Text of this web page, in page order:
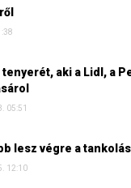
aki a Lidl, a
05:51
lesz végre a tankolás
12:10